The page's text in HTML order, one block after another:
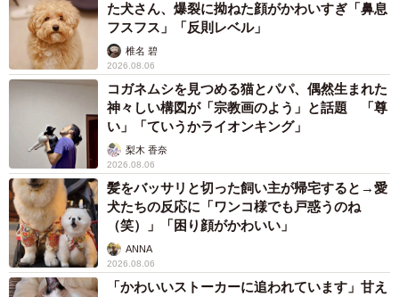
た犬さん、爆裂に拗ねた顔がかわいすぎ「鼻息
フスフス」「反則レベル」
椎名 碧
2026.08.06
コガネムシを見つめる猫とパパ、偶然生まれた
神々しい構図が「宗教画のよう」と話題 「尊
い」「ていうかライオンキング」
梨木 香奈
2026.08.06
髪をバッサリと切った飼い主が帰宅すると→愛
犬たちの反応に「ワンコ様でも戸惑うのね
（笑）」「困り顔がかわいい」
ANNA
2026.08.06
「かわいいストーカーに追われています」甘え